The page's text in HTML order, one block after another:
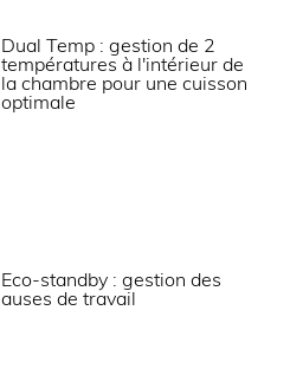
Dual Temp : gestion de 2
températures à l'intérieur de
la chambre pour une cuisson
optimale
Eco-standby : gestion des
auses de travail